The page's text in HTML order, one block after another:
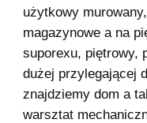
użytkowy
magazynowe a na
suporexu, piętrowy,
dużej przylegającej
znajdziemy dom a
warsztat